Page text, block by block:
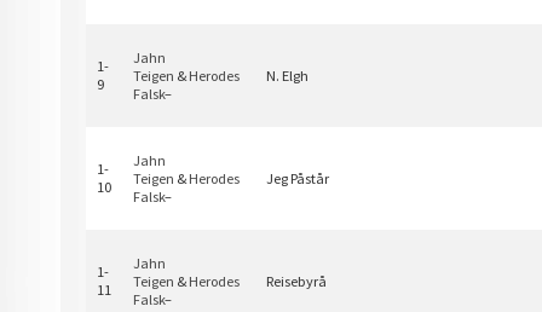
1-
9
Jahn
Teigen & Herodes
Falsk–
N. Elgh
1-
10
Jahn
Teigen & Herodes
Falsk–
Jeg Påstår
1-
11
Jahn
Teigen & Herodes
Falsk–
Reisebyrå